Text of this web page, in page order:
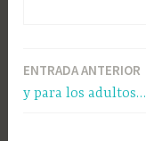
ENTRADA ANTERIOR
y para los adultos…